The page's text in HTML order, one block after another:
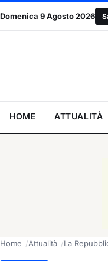
Domenica 9 Agosto 2026
Accordo UE, il
HOME ATTUALITÀ
Home Attualità La